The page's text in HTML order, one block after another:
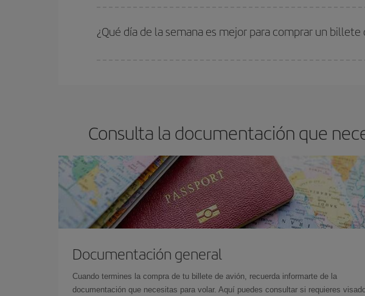
¿Qué día de la semana es mejor para comprar un
Consulta la documentación que
Documentación general
Cuando termines la compra de tu billete de avión, recuerda informarte de la
documentación que necesitas para volar. Aquí puedes consultar si requieres